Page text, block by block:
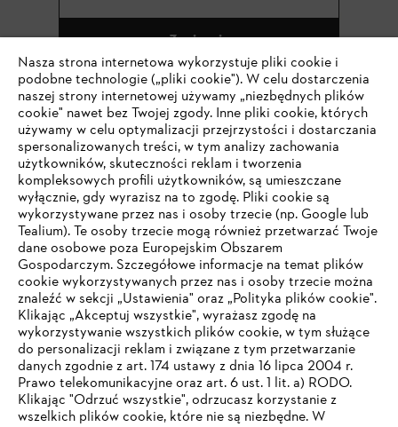
Zapisz się
#STIHL
Firma
STIHL FAQ
Serwis
TWOJA PRZEGLĄDARKA NIE JEST
OBSŁUGIWANA
Nasza strona internetowa wykorzystuje pliki cookie i
podobne technologie („pliki cookie"). W celu dostarczenia
naszej strony internetowej używamy „niezbędnych plików
cookie" nawet bez Twojej zgody. Inne pliki cookie, których
używamy w celu optymalizacji przejrzystości i dostarczania
spersonalizowanych treści, w tym analizy zachowania
użytkowników, skuteczności reklam i tworzenia
kompleksowych profili użytkowników, są umieszczane
wyłącznie, gdy wyrazisz na to zgodę. Pliki cookie są
wykorzystywane przez nas i osoby trzecie (np. Google lub
Tealium). Te osoby trzecie mogą również przetwarzać Twoje
dane osobowe poza Europejskim Obszarem
Gospodarczym. Szczegółowe informacje na temat plików
cookie wykorzystywanych przez nas i osoby trzecie można
znaleźć w sekcji „Ustawienia" oraz „Polityka plików cookie".
Klikając „Akceptuj wszystkie", wyrażasz zgodę na
wykorzystywanie wszystkich plików cookie, w tym służące
do personalizacji reklam i związane z tym przetwarzanie
danych zgodnie z art. 174 ustawy z dnia 16 lipca 2004 r.
Prawo telekomunikacyjne oraz art. 6 ust. 1 lit. a) RODO.
Klikając "Odrzuć wszystkie", odrzucasz korzystanie z
wszelkich plików cookie, które nie są niezbędne. W